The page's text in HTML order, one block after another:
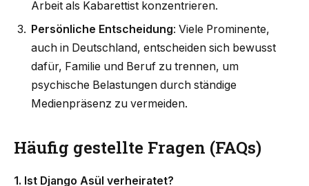
Arbeit als Kabarettist konzentrieren.
Persönliche Entscheidung: Viele Prominente,
auch in Deutschland, entscheiden sich bewusst
dafür, Familie und Beruf zu trennen, um
psychische Belastungen durch ständige
Medienpräsenz zu vermeiden.
Häufig gestellte Fragen (FAQs)
1. Ist Django Asül verheiratet?